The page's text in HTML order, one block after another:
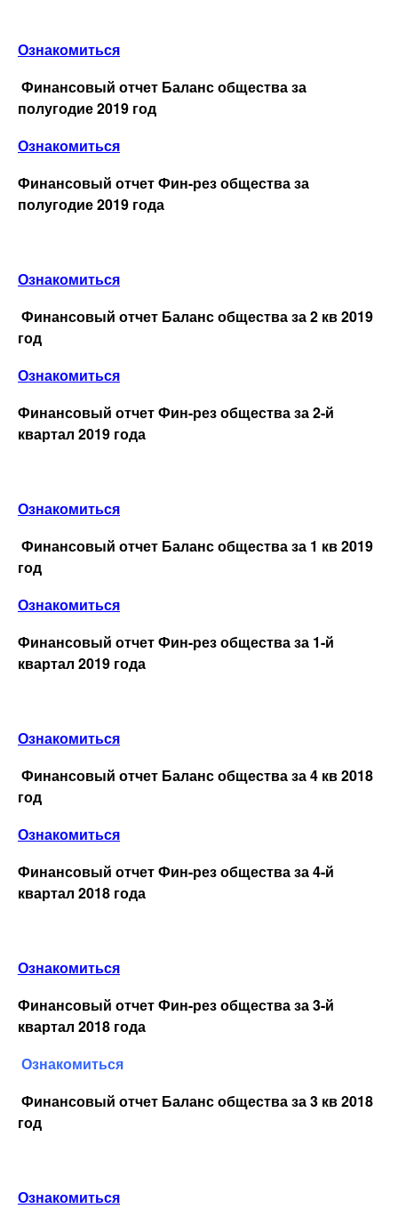
Ознакомиться
Финансовый отчет Баланс общества за
полугодие 2019 год
Ознакомиться
Финансовый отчет Фин-рез общества за
полугодие 2019 года
Ознакомиться
Финансовый отчет Баланс общества за 2 кв 2019
год
Ознакомиться
Финансовый отчет Фин-рез общества за 2-й
квартал 2019 года
Ознакомиться
Финансовый отчет Баланс общества за 1 кв 2019
год
Ознакомиться
Финансовый отчет Фин-рез общества за 1-й
квартал 2019 года
Ознакомиться
Финансовый отчет Баланс общества за 4 кв 2018
год
Ознакомиться
Финансовый отчет Фин-рез общества за 4-й
квартал 2018 года
Ознакомиться
Финансовый отчет Фин-рез общества за 3-й
квартал 2018 года
Ознакомиться
Финансовый отчет Баланс общества за 3 кв 2018
год
Ознакомиться